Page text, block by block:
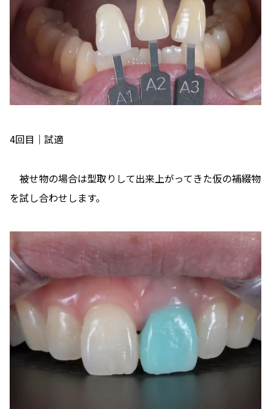
4回目｜試適
被せ物の場合は型取りして出来上がってきた仮の補綴物
を試し合わせします。